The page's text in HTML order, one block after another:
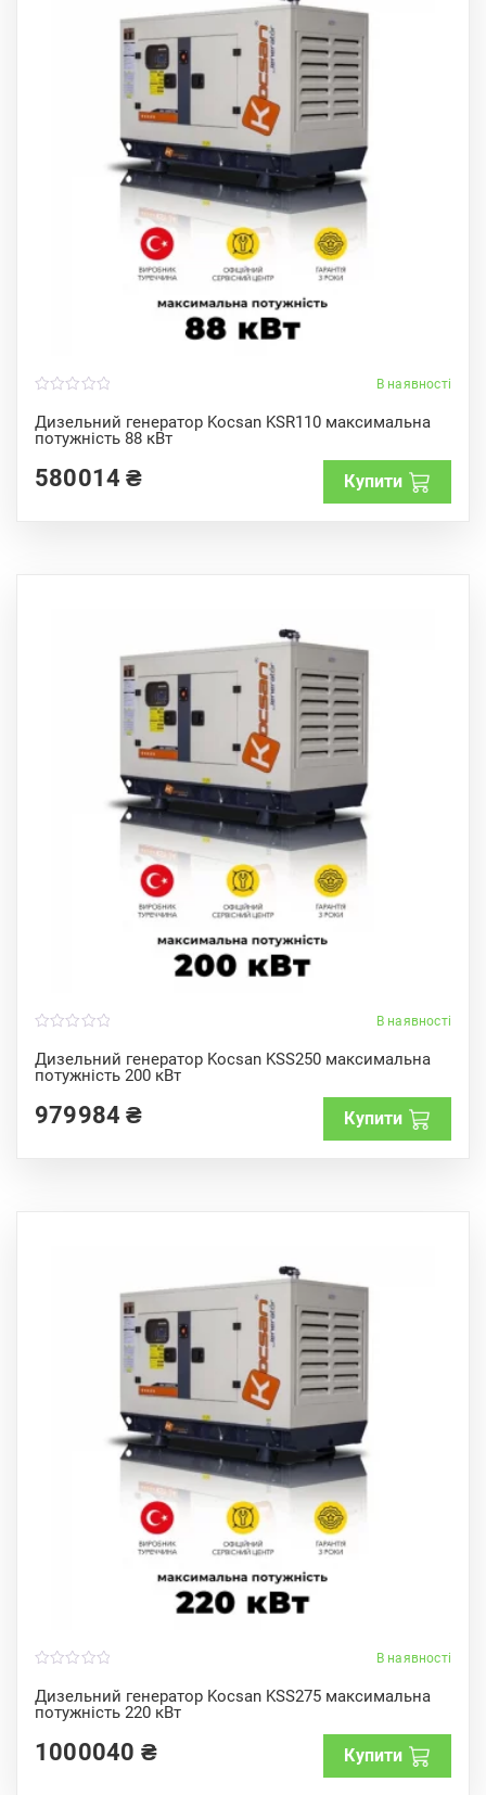
В наявності
Дизельний генератор Kocsan KSR110 максимальна
потужність 88 кВт
o
u
t
f
5
580014₴ Купити
В наявності
Дизельний генератор Kocsan KSS250 максимальна
потужність 200 кВт
o
u
t
f
5
979984₴ Купити
В наявності
Дизельний генератор Kocsan KSS275 максимальна
потужність 220 кВт
o
u
t
f1000040 ₴ Купити